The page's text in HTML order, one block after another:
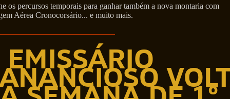
os percursos temporais para ganhar também a nova montaria com
Aérea Cronocorsário... e muito mais.
EMISSÁRIO